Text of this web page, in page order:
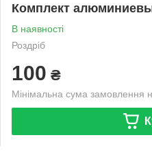
Комплект
В наявності
Роздріб
100 ₴
Мінімальна сума замовлення